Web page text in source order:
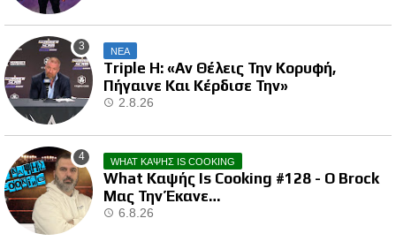
ΝΕΑ
Triple H: «Αν Θέλεις Την Κορυφή,
Πήγαινε Και Κέρδισε Την»
2.8.26
WHAT ΚΑΨΗΣ IS COOKING
What Καψής Is Cooking #128 - Ο Brock
Μας Την Έκανε…
6.8.26